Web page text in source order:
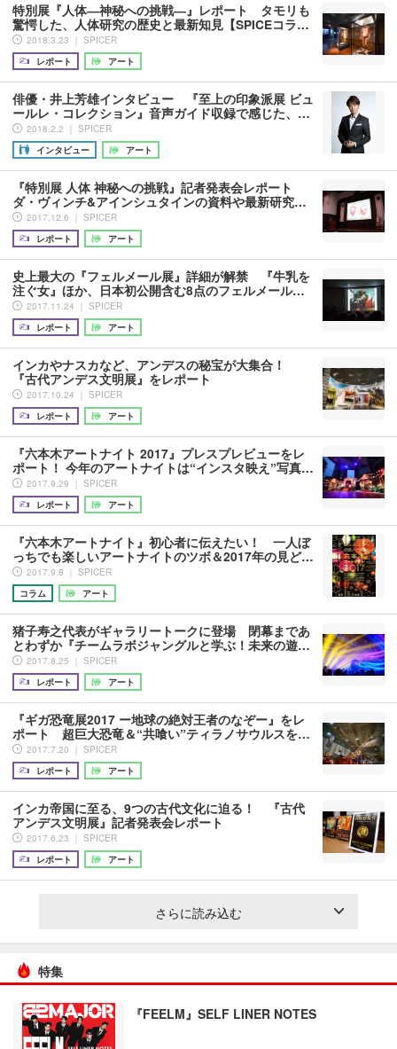
特別展『人体―神秘への挑戦―』レポート タモリも
驚愕した、人体研究の歴史と最新知見【SPICEコラ…
2018.3.23 ｜ SPICER
レポート
アート
俳優・井上芳雄インタビュー 『至上の印象派展 ビュ
ールレ・コレクション』音声ガイド収録で感じた、…
2018.2.2 ｜ SPICER
インタビュー
アート
『特別展 人体 神秘への挑戦』記者発表会レポート
ダ・ヴィンチ&アインシュタインの資料や最新研究…
2017.12.6 ｜ SPICER
レポート
アート
史上最大の『フェルメール展』詳細が解禁 『牛乳を
注ぐ女』ほか、日本初公開含む8点のフェルメール…
2017.11.24 ｜ SPICER
レポート
アート
インカやナスカなど、アンデスの秘宝が大集合！
『古代アンデス文明展』をレポート
2017.10.24 ｜ SPICER
レポート
アート
『六本木アートナイト 2017』プレスプレビューをレ
ポート！ 今年のアートナイトは“インスタ映え”写真…
2017.9.29 ｜ SPICER
レポート
アート
『六本木アートナイト』初心者に伝えたい！ 一人ぼ
っちでも楽しいアートナイトのツボ＆2017年の見ど…
2017.9.8 ｜ SPICER
コラム
アート
猪子寿之代表がギャラリートークに登場 閉幕まであ
とわずか『チームラボジャングルと学ぶ！未来の遊…
2017.8.25 ｜ SPICER
レポート
アート
『ギガ恐竜展2017 ー地球の絶対王者のなぞー』をレ
ポート 超巨大恐竜＆“共喰い”ティラノサウルスを…
2017.7.20 ｜ SPICER
レポート
アート
インカ帝国に至る、9つの古代文化に迫る！ 『古代
アンデス文明展』記者発表会レポート
2017.6.23 ｜ SPICER
レポート
アート
さらに読み込む
特集
『FEELM』SELF LINER NOTES